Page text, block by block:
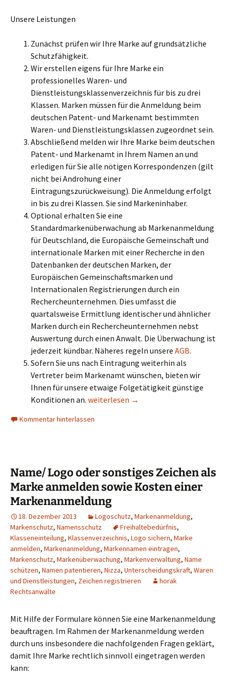
Unsere Leistungen
Zunächst prüfen wir Ihre Marke auf grundsätzliche
Schutzfähigkeit.
Wir erstellen eigens für Ihre Marke ein
professionelles Waren- und
Dienstleistungsklassenverzeichnis für bis zu drei
Klassen. Marken müssen für die Anmeldung beim
deutschen Patent- und Markenamt bestimmten
Waren- und Dienstleistungsklassen zugeordnet sein.
Abschließend melden wir Ihre Marke beim deutschen
Patent- und Markenamt in Ihrem Namen an und
erledigen für Sie alle nötigen Korrespondenzen (gilt
nicht bei Androhung einer
Eintragungszurückweisung). Die Anmeldung erfolgt
in bis zu drei Klassen. Sie sind Markeninhaber.
Optional erhalten Sie eine
Standardmarkenüberwachung ab Markenanmeldung
für Deutschland, die Europäische Gemeinschaft und
internationale Marken mit einer Recherche in den
Datenbanken der deutschen Marken, der
Europäischen Gemeinschaftsmarken und
Internationalen Registrierungen durch ein
Rechercheunternehmen. Dies umfasst die
quartalsweise Ermittlung identischer und ähnlicher
Marken durch ein Rechercheunternehmen nebst
Auswertung durch einen Anwalt. Die Überwachung ist
jederzeit kündbar. Näheres regeln unsere AGB.
Sofern Sie uns nach Eintragung weiterhin als
Vertreter beim Markenamt wünschen, bieten wir
Ihnen für unsere etwaige Folgetätigkeit günstige
Konditionen an. Kosten und Inhalt einer deutschen
weiterlesen →
Kommentar hinterlassen
Name/ Logo oder sonstiges Zeichen als
Marke anmelden sowie Kosten einer
Markenanmeldung
18. Dezember 2013 Logoschutz, Markenanmeldung,
Markenschutz, Namensschutz Freihaltebedürfnis,
Klasseneinteilung, Klassenverzeichnis, Logo sichern, Marke
anmelden, Markenanmeldung, Markennamen eintragen,
Markenschutz, Markenüberwachung, Markenverwaltung, Name
schützen, Namen patentieren, Nizza, Unterscheidungskraft, Waren
und Dienstleistungen, Zeichen registrieren
horak
Rechtsanwälte
Mit Hilfe der Formulare können Sie eine Markenanmeldung
beauftragen. Im Rahmen der Markenanmeldung werden
durch uns insbesondere die nachfolgenden Fragen geklärt,
damit Ihre Marke rechtlich sinnvoll eingetragen werden
kann: